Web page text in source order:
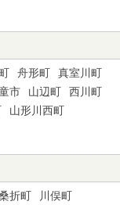
舟形町
真室川町
市 山辺町
西川町
山形川西町
折町
川俣町